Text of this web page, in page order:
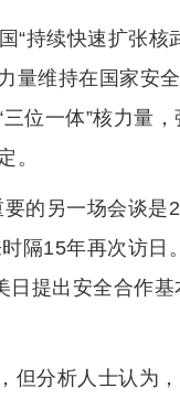
持续快速扩张核
量维持在国家安
位一体”核力量
。
要的另一场会谈
隔15年再次访日
日提出安全合作
分析人士认为